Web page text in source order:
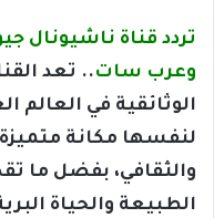
وعرب سات.. تعد
الوثائقية في
لنفسها مكانة
والثقافي، بفضل ما
الطبيعة والحياة